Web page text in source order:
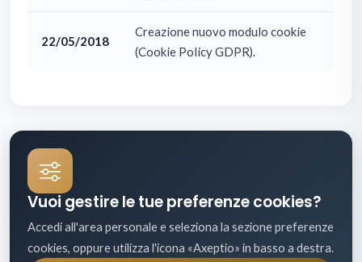
22/05/2018
Creazione nuovo modulo cookie
(Cookie Policy GDPR).
Vuoi gestire le tue preferenze cookies?
Accedi all'area personale e seleziona la sezione preferenze
cookies, oppure utilizza l'icona «Axeptio» in basso a destra.